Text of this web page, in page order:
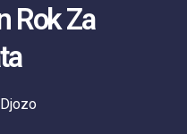
Rok Za